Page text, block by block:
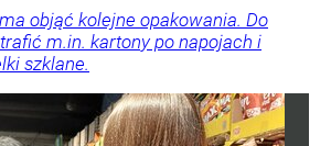
objąć kolejne opakowania. Do
m.in. kartony po napojach i
szklane.